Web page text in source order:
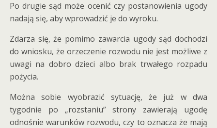
Po drugie sąd może ocenić czy postanowienia ugody
nadają się, aby wprowadzić je do wyroku.
Zdarza się, że pomimo zawarcia ugody sąd dochodzi
do wniosku, że orzeczenie rozwodu nie jest możliwe z
uwagi na dobro dzieci albo brak trwałego rozpadu
pożycia.
Można sobie wyobrazić sytuację, że już w dwa
tygodnie po „rozstaniu” strony zawierają ugodę
odnośnie warunków rozwodu, czy to oznacza że mają